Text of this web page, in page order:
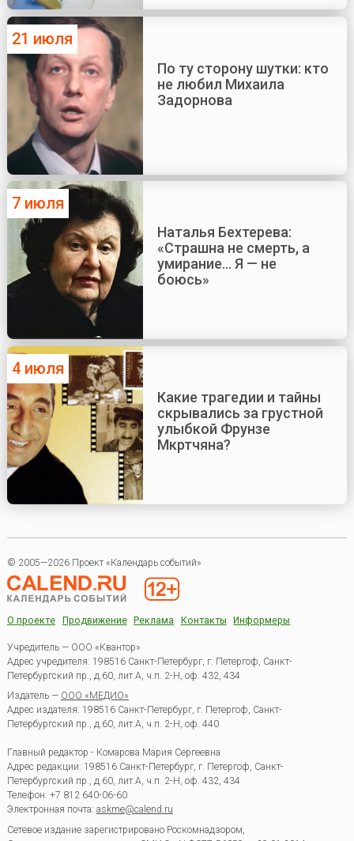
21 июля
По ту сторону шутки: кто
не любил Михаила
Задорнова
7 июля
Наталья Бехтерева:
«Страшна не смерть, а
умирание... Я — не
боюсь»
4 июля
Какие трагедии и тайны
скрывались за грустной
улыбкой Фрунзе
Мкртчяна?
© 2005—2026 Проект «Календарь событий»
О проекте Продвижение Реклама Контакты Информеры
Учредитель — ООО «Квантор»
Адрес учредителя: 198516 Санкт-Петербург, г. Петергоф, Санкт-
Петербургский пр., д.60, лит.А, ч.п. 2-Н, оф. 432, 434
Издатель — ООО «МЕДИО»
Адрес издателя: 198516 Санкт-Петербург, г. Петергоф, Санкт-
Петербургский пр., д.60, лит.А, ч.п. 2-Н, оф. 440
Главный редактор - Комарова Мария Сергеевна
Адрес редакции: 198516 Санкт-Петербург, г. Петергоф, Санкт-
Петербургский пр., д.60, лит.А, ч.п. 2-Н, оф. 432, 434
Телефон: +7 812 640-06-60
Электронная почта: askme@calend.ru
Сетевое издание зарегистрировано Роскомнадзором,